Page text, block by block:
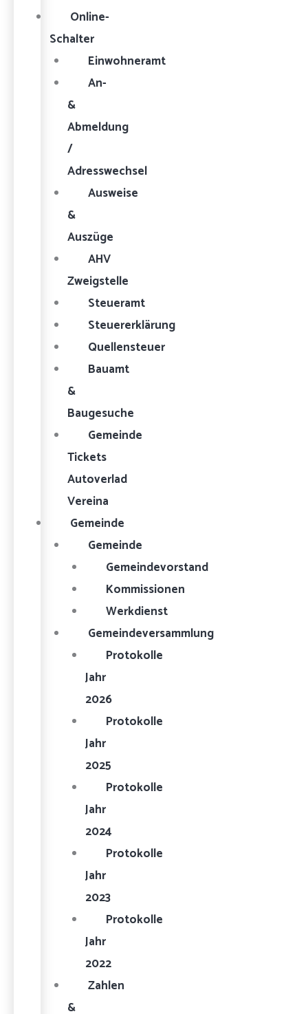
Online-
Schalter
Einwohneramt
An-
&
Abmeldung
/
Adresswechsel
Ausweise
&
Auszüge
AHV
Zweigstelle
Steueramt
Steuererklärung
Quellensteuer
Bauamt
&
Baugesuche
Gemeinde
Tickets
Autoverlad
Vereina
Gemeinde
Gemeinde
Gemeindevorstand
Kommissionen
Werkdienst
Gemeindeversammlung
Protokolle
Jahr
2026
Protokolle
Jahr
2025
Protokolle
Jahr
2024
Protokolle
Jahr
2023
Protokolle
Jahr
2022
Zahlen
&